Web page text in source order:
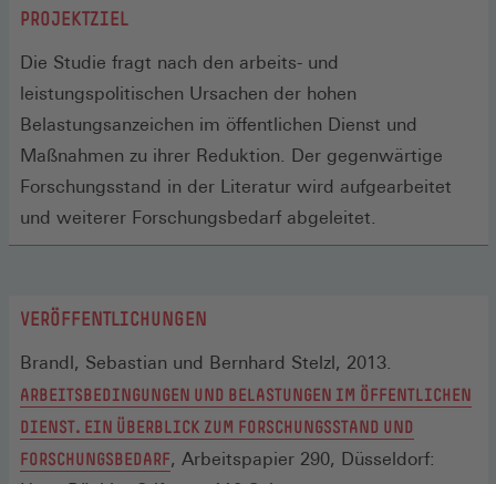
PROJEKTZIEL
Die Studie fragt nach den arbeits- und
leistungspolitischen Ursachen der hohen
Belastungsanzeichen im öffentlichen Dienst und
Maßnahmen zu ihrer Reduktion. Der gegenwärtige
Forschungsstand in der Literatur wird aufgearbeitet
und weiterer Forschungsbedarf abgeleitet.
VERÖFFENTLICHUNGEN
Brandl, Sebastian und Bernhard Stelzl, 2013.
ARBEITSBEDINGUNGEN UND BELASTUNGEN IM ÖFFENTLICHEN
DIENST. EIN ÜBERBLICK ZUM FORSCHUNGSSTAND UND
FORSCHUNGSBEDARF(ÖFFNET
, Arbeitspapier 290, Düsseldorf: